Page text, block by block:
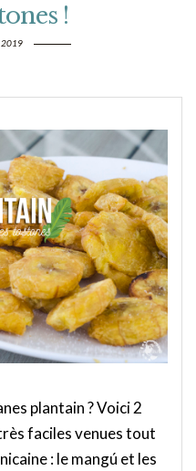
!
2019
plantain ? Voici 2
faciles venues tout
: le mangú et les